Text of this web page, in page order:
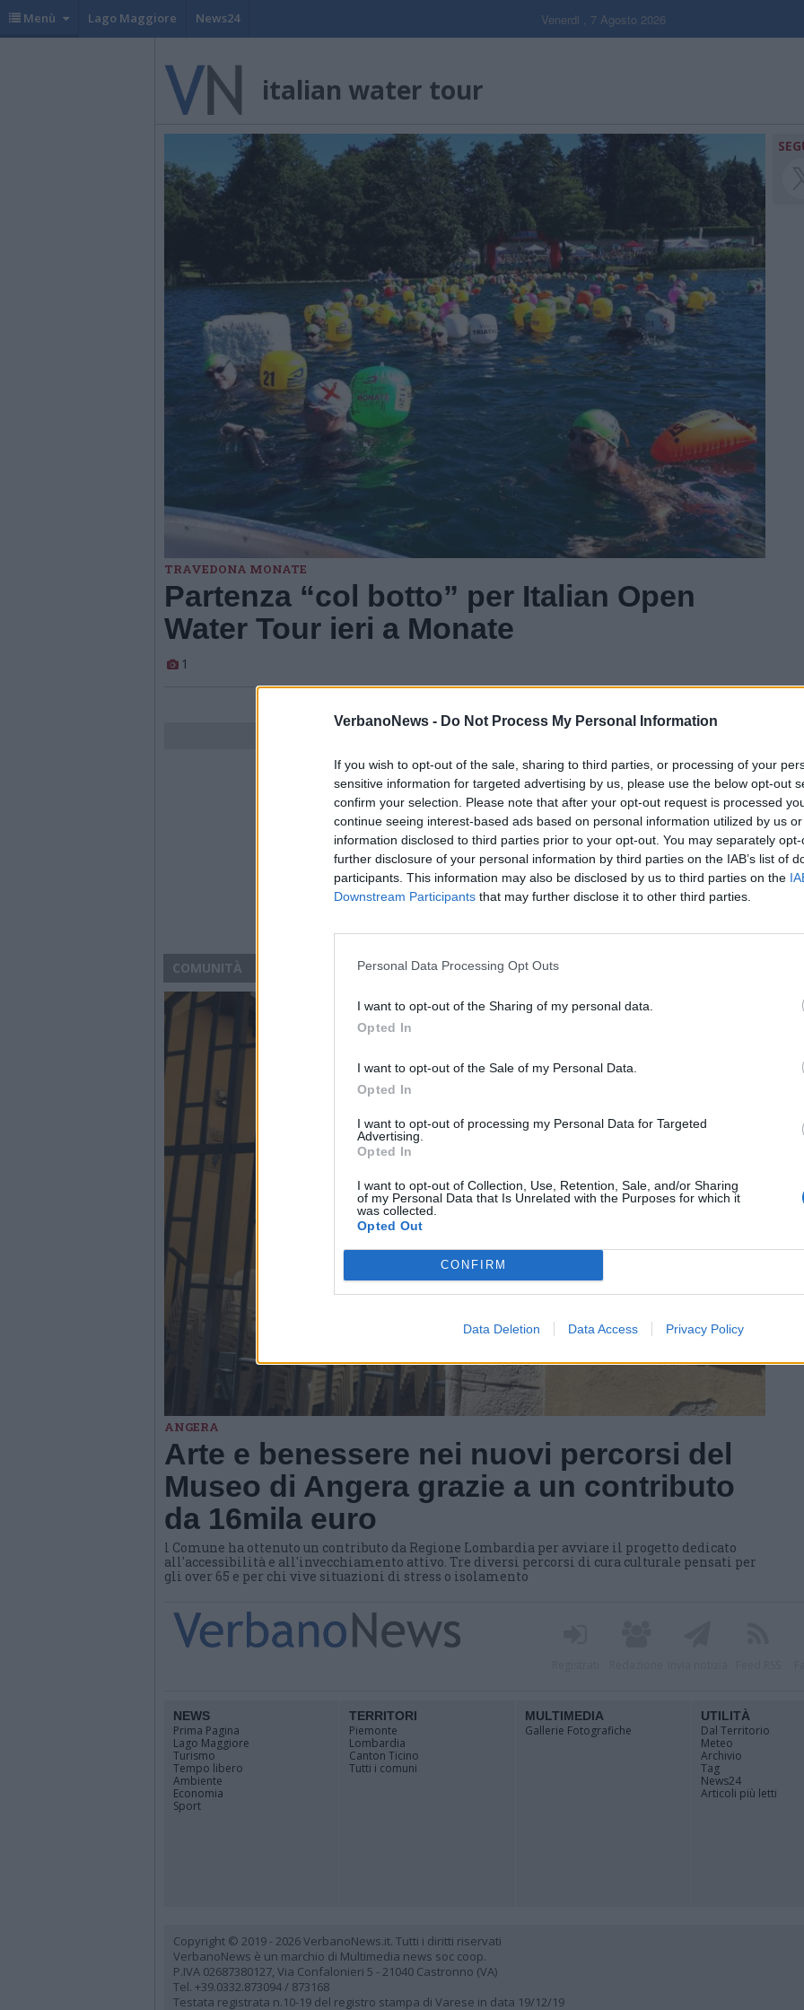
VerbanoNews - Do Not Process My Personal Information
If you wish to opt-out of the sale, sharing to third parties, or processing of your
sensitive information for targeted advertising by us, please use the below opt-out
confirm your selection. Please note that after your opt-out request is processed
continue seeing interest-based ads based on personal information utilized by us
information disclosed to third parties prior to your opt-out. You may separately
further disclosure of your personal information by third parties on the IAB’s list of
participants. This information may also be disclosed by us to third parties on the
Downstream Participants that may further disclose it to other third parties.
Personal Data Processing Opt Outs
I want to opt-out of the Sharing of my personal data.
Opted In
I want to opt-out of the Sale of my Personal Data.
Opted In
I want to opt-out of processing my Personal Data for Targeted
Advertising.
Opted In
I want to opt-out of Collection, Use, Retention, Sale, and/or Sharing
of my Personal Data that Is Unrelated with the Purposes for which it
was collected.
Opted Out
CONFIRM
Data Deletion Data Access Privacy Policy
Menù Lago Maggiore News24 Venerdi , 7 Agosto 2026
italian water tour
TRAVEDONA MONATE
Partenza “col botto” per Italian Open
Water Tour ieri a Monate
1
COMUNITÀ
ANGERA
Arte e benessere nei nuovi percorsi del
Museo di Angera grazie a un contributo
da 16mila euro
l Comune ha ottenuto un contributo da Regione Lombardia per avviare il progetto dedicato
all'accessibilità e all'invecchiamento attivo. Tre diversi percorsi di cura culturale pensati per
gli over 65 e per chi vive situazioni di stress o isolamento
NEWS
Prima Pagina
Lago Maggiore
Turismo
Tempo libero
Ambiente
Economia
Sport
TERRITORI
Piemonte
Lombardia
Canton Ticino
Tutti i comuni
MULTIMEDIA
Gallerie Fotografiche
UTILITÀ
Dal Territorio
Meteo
Archivio
Tag
News24
Articoli più letti
Copyright © 2019 - 2026 VerbanoNews.it. Tutti i diritti riservati
VerbanoNews è un marchio di Multimedia news soc coop.
P.IVA 02687380127, Via Confalonieri 5 - 21040 Castronno (VA)
Tel. +39.0332.873094 / 873168
Testata registrata n.10-19 del registro stampa di Varese in data 19/12/19